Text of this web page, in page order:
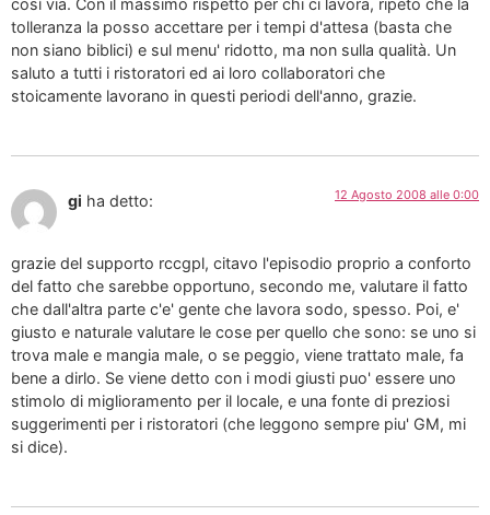
così via. Con il massimo rispetto per chi ci lavora, ripeto che la
tolleranza la posso accettare per i tempi d'attesa (basta che
non siano biblici) e sul menu' ridotto, ma non sulla qualità. Un
saluto a tutti i ristoratori ed ai loro collaboratori che
stoicamente lavorano in questi periodi dell'anno, grazie.
gi ha detto: 12 Agosto 2008 alle 0:00
grazie del supporto rccgpl, citavo l'episodio proprio a conforto
del fatto che sarebbe opportuno, secondo me, valutare il fatto
che dall'altra parte c'e' gente che lavora sodo, spesso. Poi, e'
giusto e naturale valutare le cose per quello che sono: se uno si
trova male e mangia male, o se peggio, viene trattato male, fa
bene a dirlo. Se viene detto con i modi giusti puo' essere uno
stimolo di miglioramento per il locale, e una fonte di preziosi
suggerimenti per i ristoratori (che leggono sempre piu' GM, mi
si dice).